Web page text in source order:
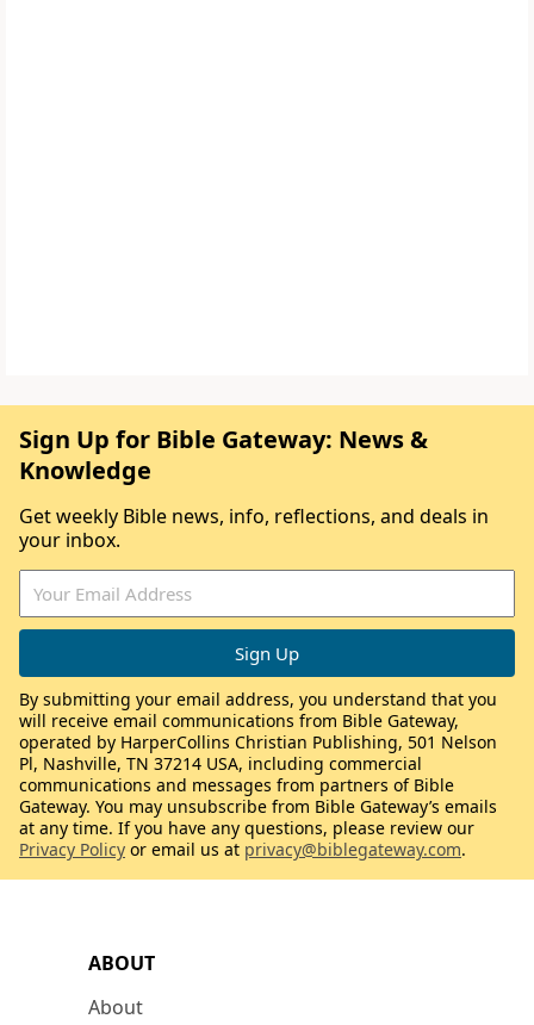
ABOUT
About
Sign Up for Bible Gateway: News &
Knowledge
Get weekly Bible news, info, reflections, and deals in
your inbox.
By submitting your email address, you understand that you
will receive email communications from Bible Gateway,
operated by HarperCollins Christian Publishing, 501 Nelson
Pl, Nashville, TN 37214 USA, including commercial
communications and messages from partners of Bible
Gateway. You may unsubscribe from Bible Gateway’s emails
at any time. If you have any questions, please review our
Privacy Policy or email us at privacy@biblegateway.com.